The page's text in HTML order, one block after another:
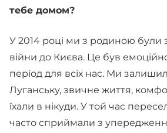
тебе домом?
У 2014 році ми з родиною були
війни до Києва. Це був
період для всіх нас. Ми
Луганську, звичне життя,
їхали в нікуди. У той час
часто сприймали з